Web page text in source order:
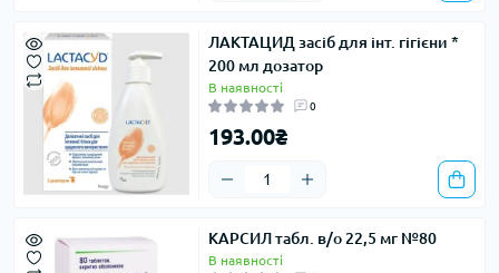
ЛАКТАЦИД засіб для інт. гігієни *
200 мл дозатор
В наявності
0
193.00₴
КАРСИЛ табл. в/о 22,5 мг №80
В наявності